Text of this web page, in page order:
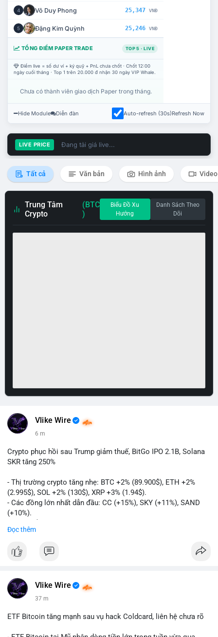
4 Võ Duy Phong 25,347 VNĐ
5 Đặng Kim Quỳnh 25,246 VNĐ
TỔNG ĐIỂM PAPER TRADE TOP 5 · LIVE
Điểm live = số dư ví + ký quỹ + PnL chưa chốt · Chốt 12:00
ngày cuối tháng · Top 1 trên 20.000 đ nhận 30 ngày VIP Whale.
Chưa có thành viên giao dịch Paper trong tháng.
Hide Module Diễn đàn Auto-refresh (30s)Refresh Now
LIVE PRICE Đang tải giá live...
Tất cả Văn bản Hình ảnh Video
Trung Tâm
Crypto
(BTC
)
Biểu Đồ Xu
Hướng
Danh Sách Theo
Dõi
Vlike Wire
6 m
Crypto phục hồi sau Trump giảm thuế, BitGo IPO 2.1B, Solana
SKR tăng 250%
- Thị trường crypto tăng nhẹ: BTC +2% (89.900$), ETH +2%
(2.995$), SOL +2% (130$), XRP +3% (1.94$).
- Các đồng lớn nhất dẫn đầu: CC (+15%), SKY (+11%), SAND
(+10%).
hủy bỏ lệnh thuế EU.
và phân quyền Ethereum.
có sự đồng thuận hai đảng.
- Newrez xem xét Bitcoin và Ethereum trong việc xác định đủ
động.
Đọc thêm
Vlike Wire
37 m
ETF Bitcoin tăng mạnh sau vụ hack Coldcard, liên hệ chưa rõ